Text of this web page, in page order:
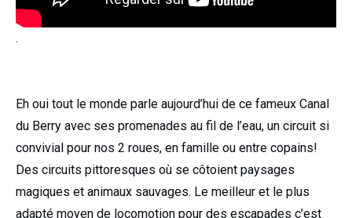
.
Eh oui tout le monde parle aujourd’hui de ce fameux Canal
du Berry avec ses promenades au fil de l’eau, un circuit si
convivial pour nos 2 roues, en famille ou entre copains!
Des circuits pittoresques où se côtoient paysages
magiques et animaux sauvages. Le meilleur et le plus
adapté moyen de locomotion pour des escapades c’est